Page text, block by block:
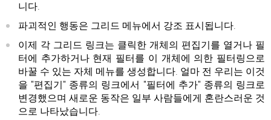
니다.
파괴적인 행동은 그리드 메뉴에서 강조 표시됩니다.
이제 각 그리드 링크는 클릭한 개체의 편집기를 열거나 필
터에 추가하거나 현재 필터를 이 개체에 의한 필터링으로
바꿀 수 있는 자체 메뉴를 생성합니다. 얼마 전 우리는 이것
을 "편집기" 종류의 링크에서 "필터에 추가" 종류의 링크로
변경했으며 새로운 동작은 일부 사람들에게 혼란스러운 것
으로 나타났습니다.